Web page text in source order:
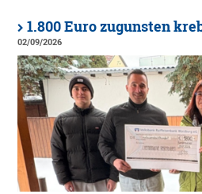
1.800 Euro zugunsten
02/09/2026